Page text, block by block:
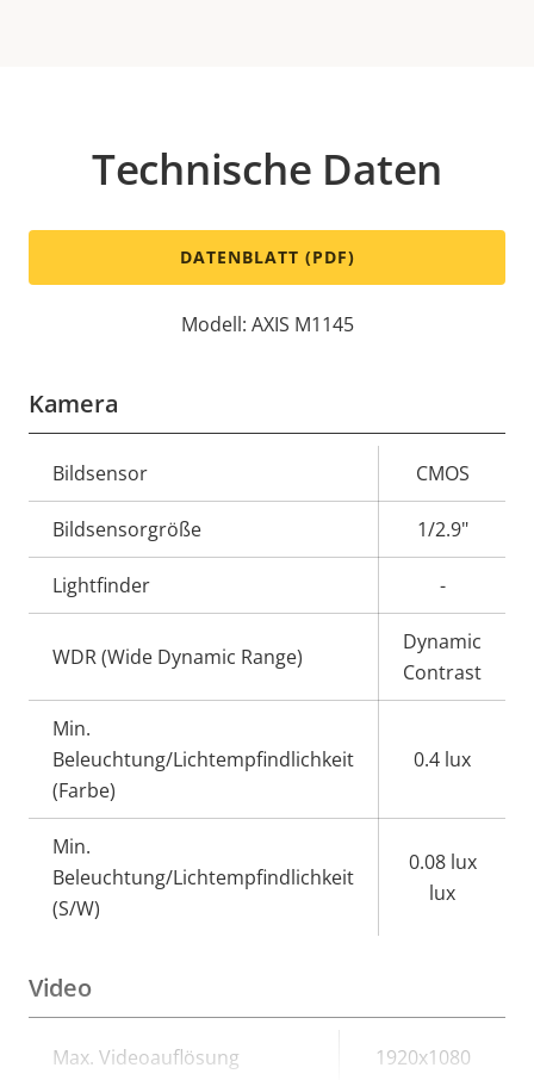
Technische Daten
DATENBLATT (PDF)
Modell: AXIS M1145
Kamera
Eigentumsbeschreibung Eigentumswert
Bildsensor CMOS
Bildsensorgröße 1/2.9"
Lightfinder -
WDR (Wide Dynamic Range)
Dynamic
Contrast
Min.
Beleuchtung/Lichtempfindlichkeit
(Farbe)
0.4 lux
Min.
Beleuchtung/Lichtempfindlichkeit
(S/W)
0.08 lux
lux
Video
Eigentumsbeschreibung Eigentumswert
Max. Videoauflösung 1920x1080